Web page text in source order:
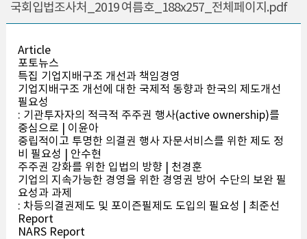
국회입법조사처_2019 여름호_188x257_전체페이지.pdf
Article
포토뉴스
특집 기업지배구조 개선과 책임경영
기업지배구조 개선에 대한 국제적 동향과 한국의 제도개선
필요성
: 기관투자자의 적극적 주주권 행사(active ownership)를
중심으로 | 이윤아
중립적이고 투명한 의결권 행사 자문서비스를 위한 제도 정
비 필요성 | 안수현
주주권 강화를 위한 입법의 방향 | 천경훈
기업의 지속가능한 경영을 위한 경영권 방어 수단의 보완 필
요성과 과제
: 차등의결권제도 및 포이즌필제도 도입의 필요성 | 최준선
Report
NARS Report